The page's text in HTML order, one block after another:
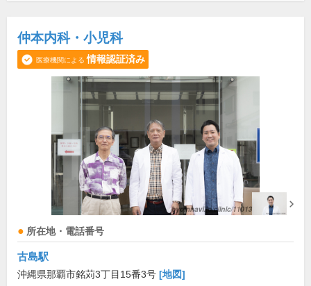
仲本内科・小児科
医療機関による 情報認証済み
所在地・電話番号
古島駅
沖縄県那覇市銘苅3丁目15番3号 [地図]